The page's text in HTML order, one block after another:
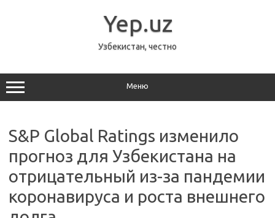
Yep.uz
Узбекистан, честно
Меню
S&P Global Ratings изменило
прогноз для Узбекистана на
отрицательный из-за пандемии
коронавируса и роста внешнего